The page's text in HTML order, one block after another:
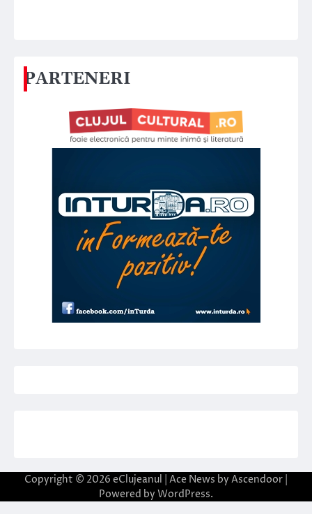
PARTENERI
Copyright © 2026 eClujeanul | Ace News by Ascendoor
Powered by WordPress.